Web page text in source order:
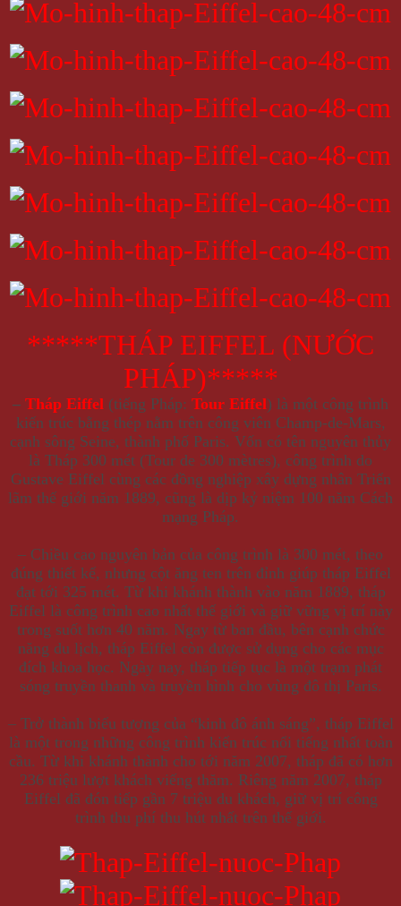
*****THÁP EIFFEL (NƯỚC
PHÁP)*****
– Tháp Eiffel (tiếng Pháp: Tour Eiffel) là một công trình
kiến trúc bằng thép nằm trên công viên Champ-de-Mars,
cạnh sông Seine, thành phố Paris. Vốn có tên nguyên thủy
là Tháp 300 mét (Tour de 300 mètres), công trình do
Gustave Eiffel cùng các đồng nghiệp xây dựng nhân Triển
lãm thế giới năm 1889, cũng là dịp kỷ niệm 100 năm Cách
mạng Pháp.
– Chiều cao nguyên bản của công trình là 300 mét, theo
đúng thiết kế, nhưng cột ăng ten trên đỉnh giúp tháp Eiffel
đạt tới 325 mét. Từ khi khánh thành vào năm 1889, tháp
Eiffel là công trình cao nhất thế giới và giữ vững vị trí này
trong suốt hơn 40 năm. Ngay từ ban đầu, bên cạnh chức
năng du lịch, tháp Eiffel còn được sử dụng cho các mục
đích khoa học. Ngày nay, tháp tiếp tục là một trạm phát
sóng truyền thanh và truyền hình cho vùng đô thị Paris.
– Trở thành biểu tượng của “kinh đô ánh sáng”, tháp Eiffel
là một trong những công trình kiến trúc nổi tiếng nhất toàn
cầu. Từ khi khánh thành cho tới năm 2007, tháp đã có hơn
236 triệu lượt khách viếng thăm. Riêng năm 2007, tháp
Eiffel đã đón tiếp gần 7 triệu du khách, giữ vị trí công
trình thu phí thu hút nhất trên thế giới.